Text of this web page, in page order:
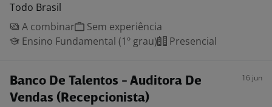
Todo Brasil
A combinar
Sem experiência
Ensino Fundamental (1º grau)
Presencial
Banco De Talentos - Auditora De
Vendas (Recepcionista)
16 jun